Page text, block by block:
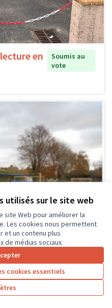
utilisés sur le site web
site Web pour améliorer la
Les cookies nous permettent
et un contenu plus
de médias sociaux.
cookies essentiels
en
Soumis au
vote
murs
Soumis au vote